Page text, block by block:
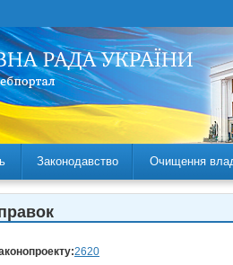
Законодавство Очищення
2620